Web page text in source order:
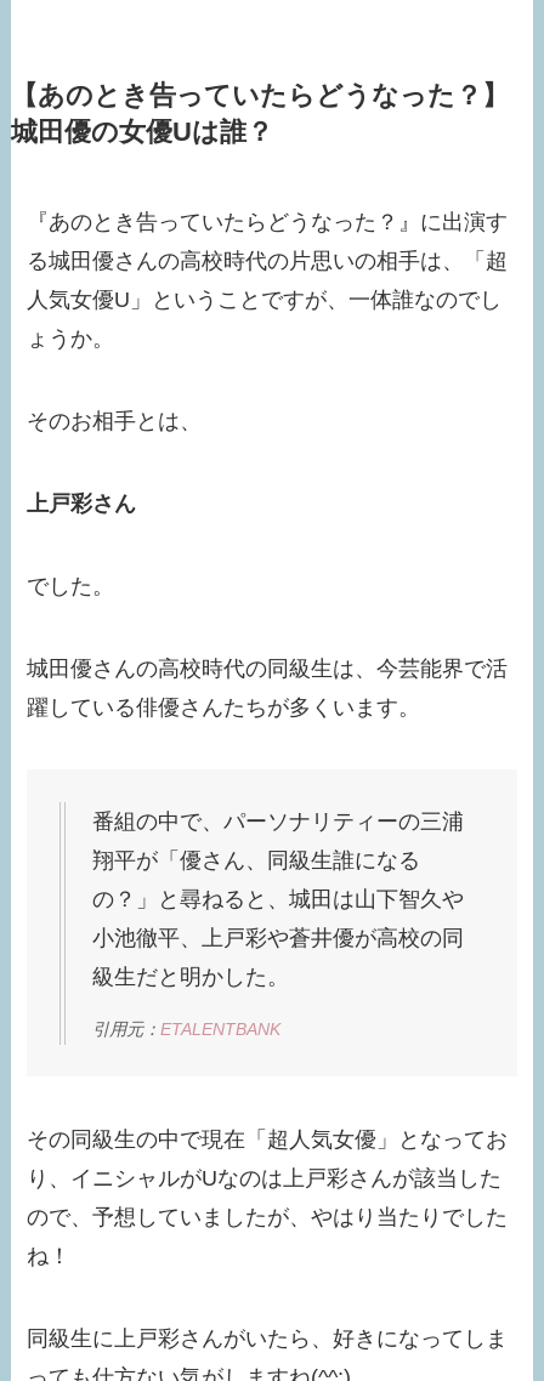
【あのとき告っていたらどうなった？】
城田優の女優Uは誰？
『あのとき告っていたらどうなった？』に出演す
る城田優さんの高校時代の片思いの相手は、「超
人気女優U」ということですが、一体誰なのでし
ょうか。
そのお相手とは、
上戸彩さん
でした。
城田優さんの高校時代の同級生は、今芸能界で活
躍している俳優さんたちが多くいます。
番組の中で、パーソナリティーの三浦
翔平が「優さん、同級生誰になる
の？」と尋ねると、城田は山下智久や
小池徹平、上戸彩や蒼井優が高校の同
級生だと明かした。
引用元：ETALENTBANK
その同級生の中で現在「超人気女優」となってお
り、イニシャルがUなのは上戸彩さんが該当した
ので、予想していましたが、やはり当たりでした
ね！
同級生に上戸彩さんがいたら、好きになってしま